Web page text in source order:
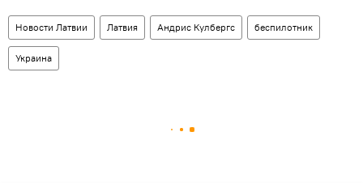
Новости Латвии Латвия Андрис Кулбергс беспилотник
Украина